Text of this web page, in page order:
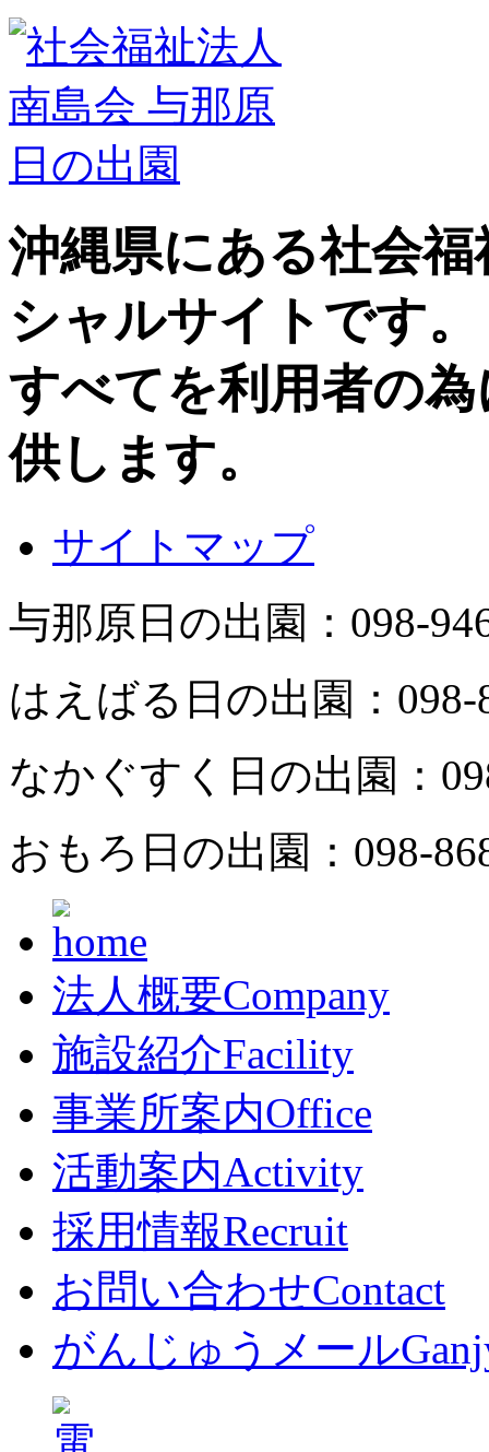
沖縄県にある社会
シャルサイトです。
すべてを利用者の
供します。
サイトマップ
与那原日の出園： 098-
はえばる日の出園： 098-
なかぐすく日の出園：
おもろ日の出園： 098-
法人概要Company
施設紹介Facility
事業所案内Office
活動案内Activity
採用情報Recruit
お問い合わせContact
がんじゅうメール